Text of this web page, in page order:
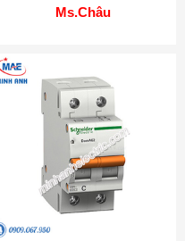
Ms.Châu